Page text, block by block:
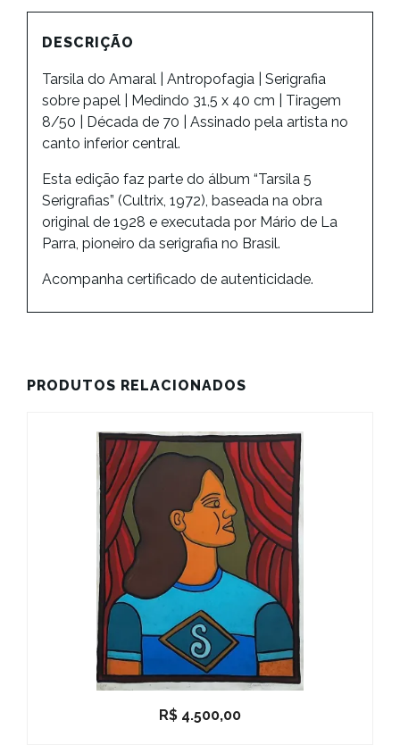
DESCRIÇÃO
Tarsila do Amaral | Antropofagia | Serigrafia
sobre papel | Medindo 31,5 x 40 cm | Tiragem
8/50 | Década de 70 | Assinado pela artista no
canto inferior central.
Esta edição faz parte do álbum “Tarsila 5
Serigrafias” (Cultrix, 1972), baseada na obra
original de 1928 e executada por Mário de La
Parra, pioneiro da serigrafia no Brasil.
Acompanha certificado de autenticidade.
PRODUTOS RELACIONADOS
R$ 4.500,00